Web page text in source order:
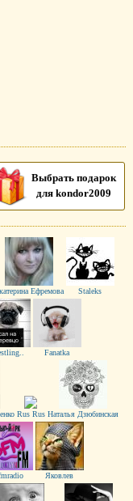
Выбрать подарок
для kоndor2009
Ефремова Staleks
Fanatka
Rus Rus Наталья Дзюбинская
Яковлев